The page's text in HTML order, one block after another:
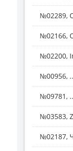
№02289,
№02166,
№02200,
№00956,
№09781,
№03583,
№02187,